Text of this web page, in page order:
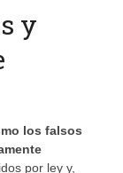
y
los falsos
por ley y,